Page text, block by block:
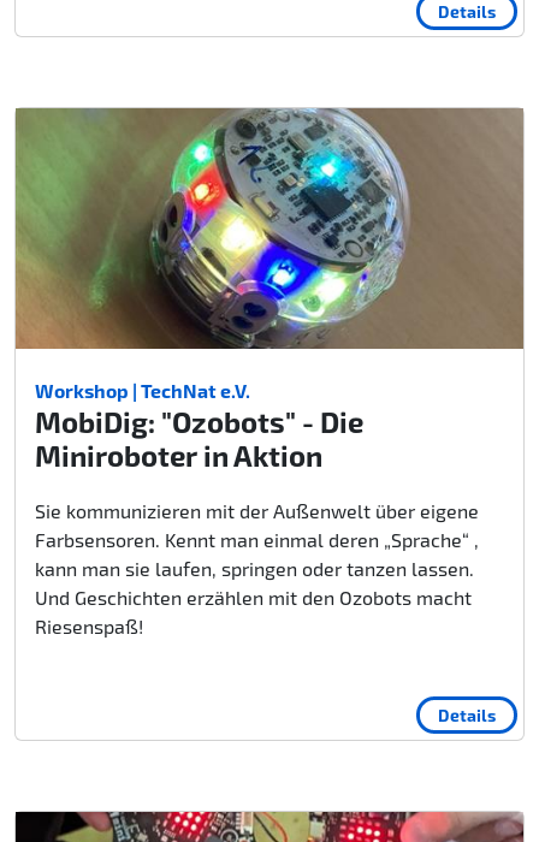
Details
Workshop | TechNat e.V.
MobiDig: "Ozobots" - Die
Miniroboter in Aktion
Sie kommunizieren mit der Außenwelt über eigene
Farbsensoren. Kennt man einmal deren „Sprache“ ,
kann man sie laufen, springen oder tanzen lassen.
Und Geschichten erzählen mit den Ozobots macht
Riesenspaß!
Details